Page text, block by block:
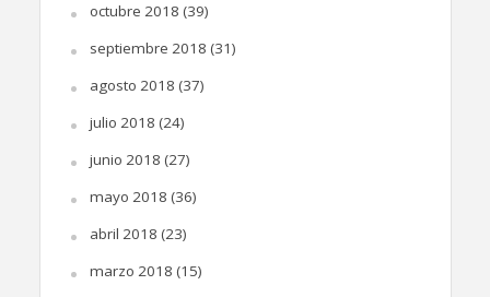
octubre 2018 (39)
septiembre 2018 (31)
agosto 2018 (37)
julio 2018 (24)
junio 2018 (27)
mayo 2018 (36)
abril 2018 (23)
marzo 2018 (15)